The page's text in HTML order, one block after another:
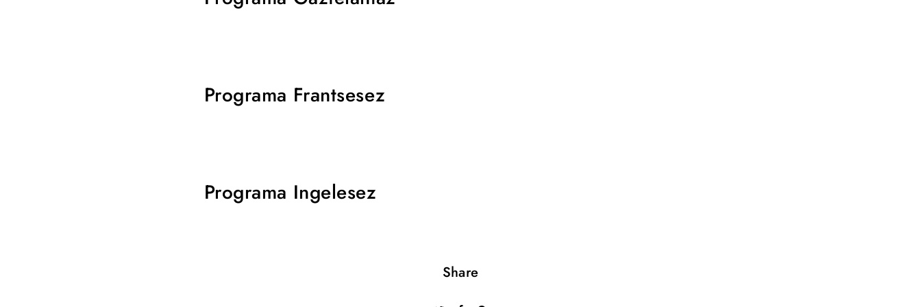
Programa Frantsesez
Programa Ingelesez
Share